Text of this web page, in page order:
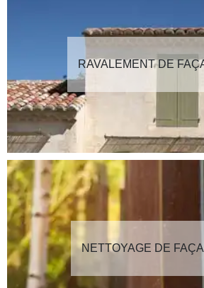
RAVALEMENT DE
NETTOYAGE DE